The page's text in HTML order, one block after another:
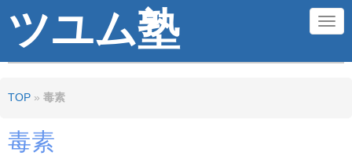
ツユム塾 N
TOP » 毒素
毒素